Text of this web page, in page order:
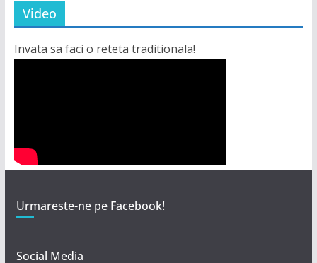
Video
Invata sa faci o reteta traditionala!
Urmareste-ne pe Facebook!
Social Media